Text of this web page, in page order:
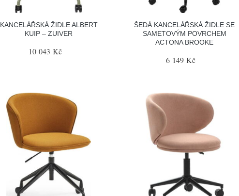
KANCELÁŘSKÁ ŽIDLE ALBERT
KUIP – ZUIVER
10 043 Kč
ŠEDÁ KANCELÁŘSKÁ ŽIDLE SE
SAMETOVÝM POVRCHEM
ACTONA BROOKE
6 149 Kč